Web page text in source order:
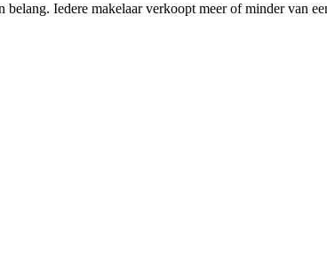
Iedere makelaar verkoopt meer of minder van